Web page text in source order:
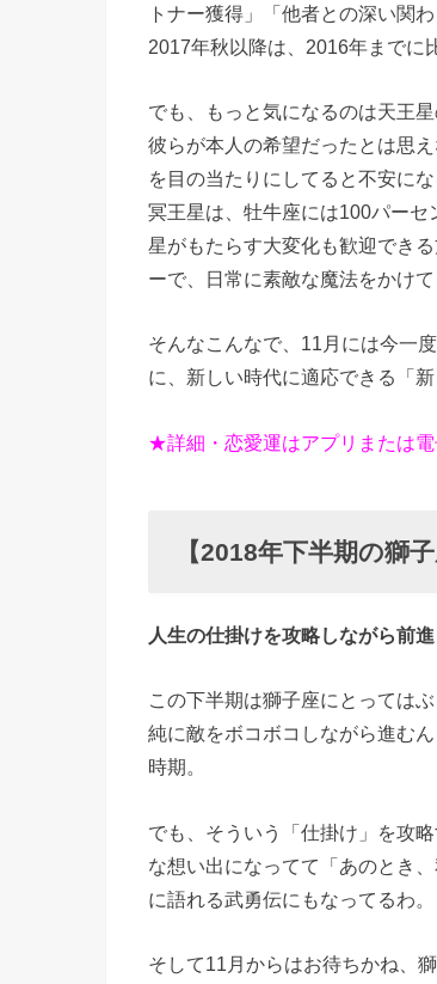
トナー獲得」「他者との深い関
2017年秋以降は、2016年までに
でも、もっと気になるのは天王
彼らが本人の希望だったとは思
を目の当たりにしてると不安に
冥王星は、牡牛座には100パー
星がもたらす大変化も歓迎でき
ーで、日常に素敵な魔法をかけて
そんなこんなで、11月には今一
に、新しい時代に適応できる「
★詳細・恋愛運はアプリまたは電
【2018年下半期の獅子
人生の仕掛けを攻略しながら前
この下半期は獅子座にとっては
純に敵をボコボコしながら進む
時期。
でも、そういう「仕掛け」を攻
な想い出になってて「あのとき
に語れる武勇伝にもなってるわ。
そして11月からはお待ちかね、